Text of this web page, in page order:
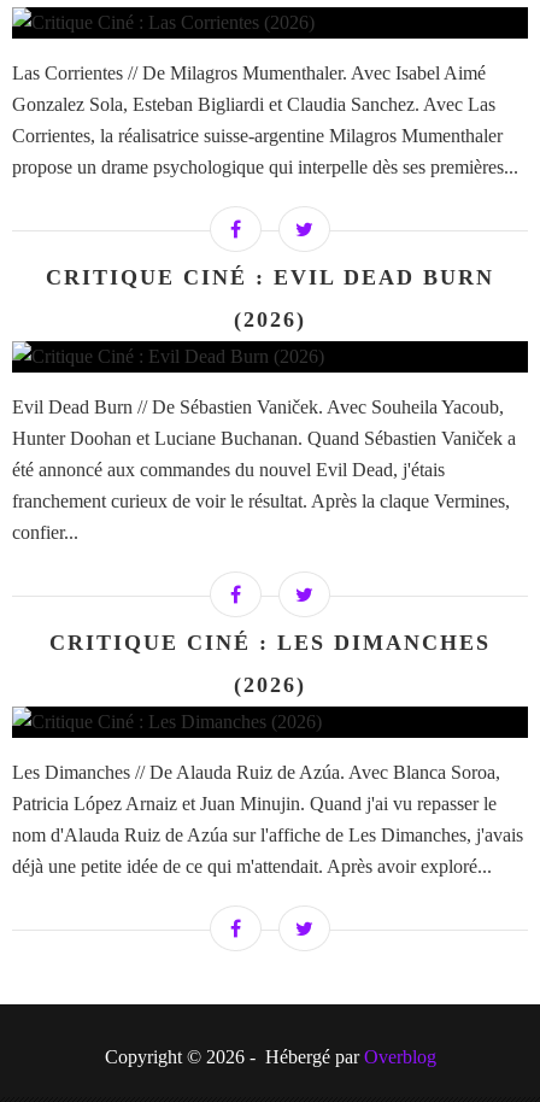
Las Corrientes // De Milagros Mumenthaler. Avec Isabel Aimé
Gonzalez Sola, Esteban Bigliardi et Claudia Sanchez. Avec Las
Corrientes, la réalisatrice suisse-argentine Milagros Mumenthaler
propose un drame psychologique qui interpelle dès ses premières...
CRITIQUE CINÉ : EVIL DEAD BURN
(2026)
Evil Dead Burn // De Sébastien Vaniček. Avec Souheila Yacoub,
Hunter Doohan et Luciane Buchanan. Quand Sébastien Vaniček a
été annoncé aux commandes du nouvel Evil Dead, j'étais
franchement curieux de voir le résultat. Après la claque Vermines,
confier...
CRITIQUE CINÉ : LES DIMANCHES
(2026)
Les Dimanches // De Alauda Ruiz de Azúa. Avec Blanca Soroa,
Patricia López Arnaiz et Juan Minujin. Quand j'ai vu repasser le
nom d'Alauda Ruiz de Azúa sur l'affiche de Les Dimanches, j'avais
déjà une petite idée de ce qui m'attendait. Après avoir exploré...
Copyright © 2026 - Hébergé parOverblog